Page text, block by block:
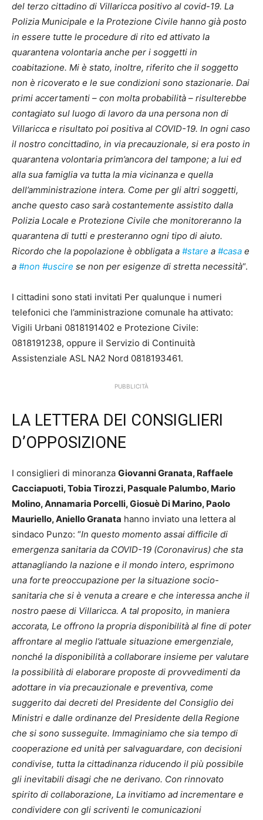
del terzo cittadino di Villaricca positivo al covid-19. La
Polizia Municipale e la Protezione Civile hanno già posto
in essere tutte le procedure di rito ed attivato la
quarantena volontaria anche per i soggetti in
coabitazione. Mi è stato, inoltre, riferito che il soggetto
non è ricoverato e le sue condizioni sono stazionarie. Dai
primi accertamenti – con molta probabilità – risulterebbe
contagiato sul luogo di lavoro da una persona non di
Villaricca e risultato poi positiva al COVID-19. In ogni caso
il nostro concittadino, in via precauzionale, si era posto in
quarantena volontaria prim’ancora del tampone; a lui ed
alla sua famiglia va tutta la mia vicinanza e quella
dell’amministrazione intera. Come per gli altri soggetti,
anche questo caso sarà costantemente assistito dalla
Polizia Locale e Protezione Civile che monitoreranno la
quarantena di tutti e presteranno ogni tipo di aiuto.
Ricordo che la popolazione è obbligata a #stare a #casa e
a #non #uscire se non per esigenze di stretta necessità“.
I cittadini sono stati invitati Per qualunque i numeri
telefonici che l’amministrazione comunale ha attivato:
Vigili Urbani 0818191402 e Protezione Civile:
0818191238, oppure il Servizio di Continuità
Assistenziale ASL NA2 Nord 0818193461.
PUBBLICITÀ
LA LETTERA DEI CONSIGLIERI
D’OPPOSIZIONE
I consiglieri di minoranza Giovanni Granata, Raffaele
Cacciapuoti, Tobia Tirozzi, Pasquale Palumbo, Mario
Molino, Annamaria Porcelli, Giosuè Di Marino, Paolo
Mauriello, Aniello Granata hanno inviato una lettera al
sindaco Punzo: “In questo momento assai difficile di
emergenza sanitaria da COVID-19 (Coronavirus) che sta
attanagliando la nazione e il mondo intero, esprimono
una forte preoccupazione per la situazione socio-
sanitaria che si è venuta a creare e che interessa anche il
nostro paese di Villaricca. A tal proposito, in maniera
accorata, Le offrono la propria disponibilità al fine di poter
affrontare al meglio l’attuale situazione emergenziale,
nonché la disponibilità a collaborare insieme per valutare
la possibilità di elaborare proposte di provvedimenti da
adottare in via precauzionale e preventiva, come
suggerito dai decreti del Presidente del Consiglio dei
Ministri e dalle ordinanze del Presidente della Regione
che si sono susseguite. Immaginiamo che sia tempo di
cooperazione ed unità per salvaguardare, con decisioni
condivise, tutta la cittadinanza riducendo il più possibile
gli inevitabili disagi che ne derivano. Con rinnovato
spirito di collaborazione, La invitiamo ad incrementare e
condividere con gli scriventi le comunicazioni